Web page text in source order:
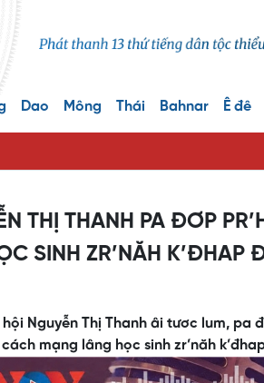
Dao Mông Thái Bahnar Ê đê
THỊ THANH PA ĐƠP
SINH ZR’NĂH K’ĐHAP
Nguyễn Thị Thanh âi tươc lum, pa
mạng lâng học sinh zr’năh